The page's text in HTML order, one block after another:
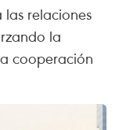
las relaciones
la
cooperación